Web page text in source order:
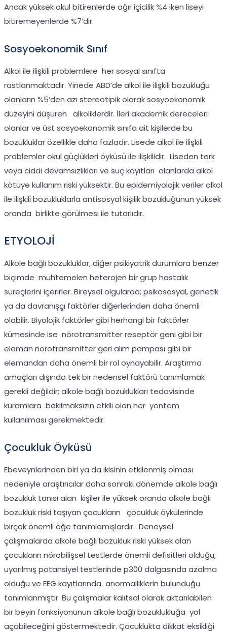
Ancak yüksek okul bitirenlerde ağır içicilik %4 iken liseyi
bitiremeyenlerde %7’dir.
Sosyoekonomik Sınıf
Alkol ile ilişkili problemlere her sosyal sınıfta
rastlanmaktadır. Yinede ABD’de alkol ile ilişkili bozukluğu
olanların %5’den azı stereotipik olarak sosyoekonomik
düzeyini düşüren alkoliklerdir. İleri akademik dereceleri
olanlar ve üst sosyoekonomik sınıfa ait kişilerde bu
bozukluklar özellikle daha fazladır. Lisede alkol ile ilişkili
problemler okul güçlükleri öyküsü ile ilişkilidir. Liseden terk
veya ciddi devamsızlıkları ve suç kayıtları olanlarda alkol
kötüye kullanım riski yüksektir. Bu epidemiyolojik veriler alkol
ile ilişkili bozukluklarla antisosyal kişilik bozukluğunun yüksek
oranda birlikte görülmesi ile tutarlıdır.
ETYOLOJİ
Alkole bağlı bozukluklar, diğer psikiyatrik durumlara benzer
biçimde muhtemelen heterojen bir grup hastalık
süreçlerini içerirler. Bireysel olgularda; psikososyal, genetik
ya da davranışçı faktörler diğerlerinden daha önemli
olabilir. Biyolojik faktörler gibi herhangi bir faktörler
kümesinde ise nörotransmitter reseptör geni gibi bir
eleman nörotransmitter geri alım pompası gibi bir
elemandan daha önemli bir rol oynayabilir. Araştırma
amaçları dışında tek bir nedensel faktörü tanımlamak
gerekli değildir; alkole bağlı bozuklukları tedavisinde
kuramlara bakılmaksızın etkili olan her yöntem
kullanılması gerekmektedir.
Çocukluk Öyküsü
Ebeveynlerinden biri ya da ikisinin etkilenmiş olması
nedeniyle araştırıcılar daha sonraki dönemde alkole bağlı
bozukluk tanısı alan kişiler ile yüksek oranda alkole bağlı
bozukluk riski taşıyan çocukların çocukluk öykülerinde
birçok önemli öğe tanımlamışlardır. Deneysel
çalışmalarda alkole bağlı bozukluk riski yüksek olan
çocukların nörobilişsel testlerde önemli defisitleri olduğu,
uyarılmış potansiyel testlerinde p300 dalgasında azalma
olduğu ve EEG kayıtlarında anormalliklerin bulunduğu
tanımlanmıştır. Bu çalışmalar kalıtsal olarak aktarılabilen
bir beyin fonksiyonunun alkole bağlı bozuklukluğa yol
açabileceğini göstermektedir. Çocuklukta dikkat eksikliği